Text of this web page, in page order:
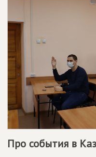
Про события в